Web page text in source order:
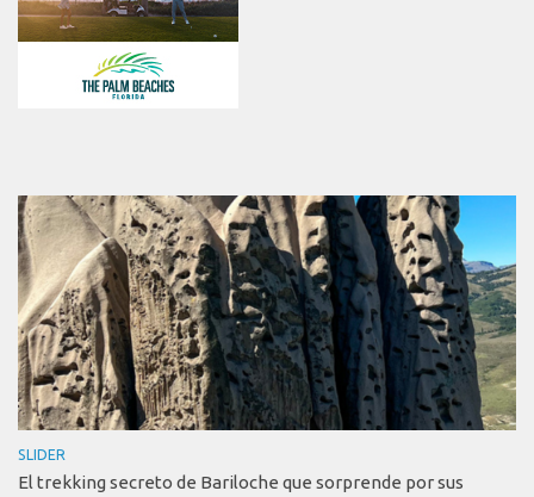
SLIDER
El trekking secreto de Bariloche que sorprende por sus